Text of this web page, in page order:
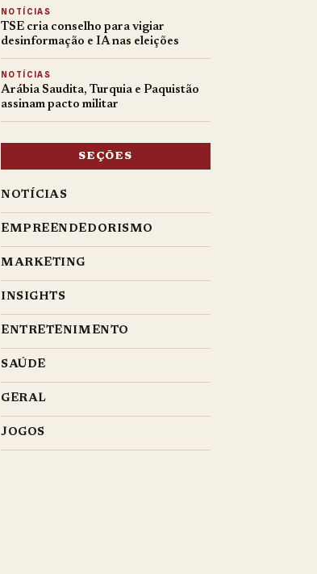
NOTÍCIAS
TSE cria conselho para vigiar
desinformação e IA nas eleições
NOTÍCIAS
Arábia Saudita, Turquia e Paquistão
assinam pacto militar
SEÇÕES
NOTÍCIAS
EMPREENDEDORISMO
MARKETING
INSIGHTS
ENTRETENIMENTO
SAÚDE
GERAL
JOGOS